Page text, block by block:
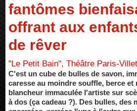
fantômes
offrant aux
de rêver
"Le Petit Bain", Théâtre Paris-
C'est un cube de bulles de savon,
caresse au moindre souffle, berce et
blancheur immaculée l'artiste sur
à dos (ça cadeau ?). Des bulles, des